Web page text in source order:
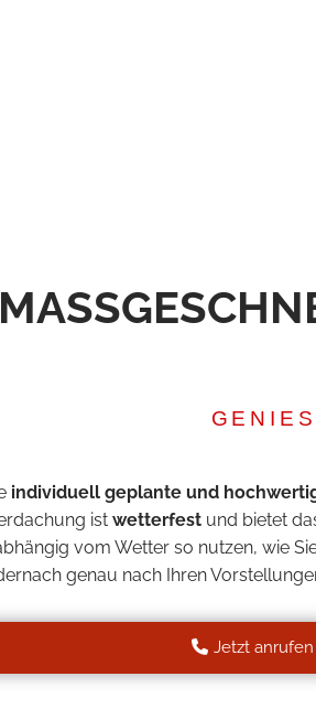
individuell geplante und
ist wetterfest und bietet
vom Wetter so nutzen, wie
genau nach Ihren
Jetzt anrufen